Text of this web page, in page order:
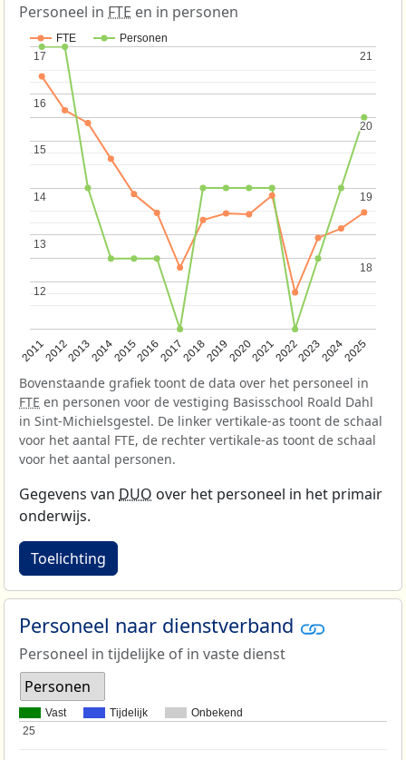
Personeel in FTE en in personen
FTE Personen
201120122013201420152016201720182019202020212022202320242025
12
12
13
13
14
14
15
15
16
16
17
17
18
18
19
19
20
20
21
21
Bovenstaande grafiek toont de data over het personeel in
FTE en personen voor de vestiging Basisschool Roald Dahl
in Sint-Michielsgestel. De linker vertikale-as toont de schaal
voor het aantal FTE, de rechter vertikale-as toont de schaal
voor het aantal personen.
Gegevens van DUO over het personeel in het primair
onderwijs.
Toelichting
Personeel naar dienstverband
Personeel in tijdelijke of in vaste dienst
Personen
Vast Tijdelijk Onbekend
25
25